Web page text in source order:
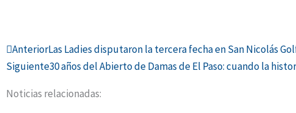
Ant
AnteriorLas Ladies disputaron la tercera fecha en San Nicolás
Siguiente30 años del Abierto de Damas de El Paso: cuando la
Noticias relacionadas: